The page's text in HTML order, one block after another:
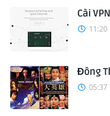
Cài
11:20
Đông
05:37